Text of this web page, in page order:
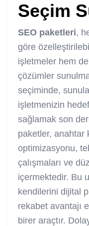
Seçim
SEO paketleri,
göre
işletmeler hem
çözümler
seçiminde,
işletmenizin
sağlamak son
paketler, anahtar
optimizasyonu,
çalışmaları ve
içermektedir. Bu
kendilerini dijital
rekabet avantajı
birer araçtır.